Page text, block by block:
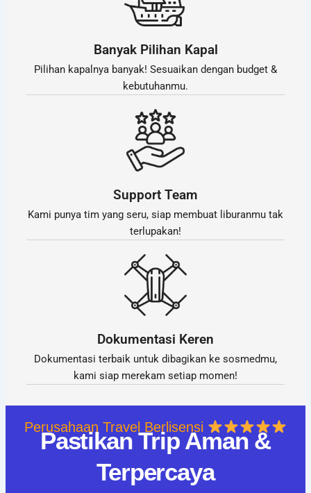
Banyak Pilihan Kapal
Pilihan kapalnya banyak! Sesuaikan dengan budget &
kebutuhanmu.
Support Team
Kami punya tim yang seru, siap membuat liburanmu tak
terlupakan!
Dokumentasi Keren
Dokumentasi terbaik untuk dibagikan ke sosmedmu,
kami siap merekam setiap momen!
Pastikan Trip Aman &
Terpercaya
Perusahaan Travel Berlisensi